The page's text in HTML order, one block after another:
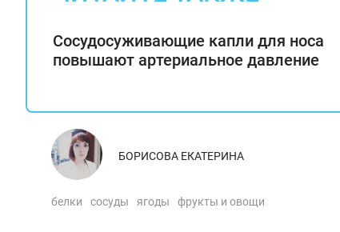
Сосудосуживающие капли для носа
повышают артериальное давление
БОРИСОВА ЕКАТЕРИНА
белки сосуды ягоды фрукты и овощи